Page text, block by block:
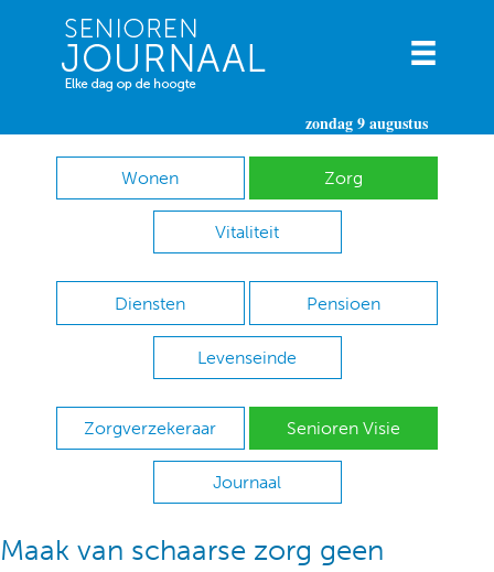
zondag 9 augustus
Wonen Zorg
Vitaliteit
Diensten Pensioen
Levenseinde
Zorgverzekeraar Senioren Visie
Journaal
Maak van schaarse zorg geen